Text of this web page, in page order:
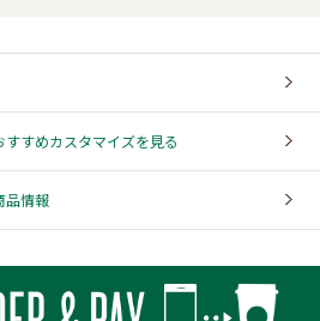
すめカスタマイズを見る
品情報